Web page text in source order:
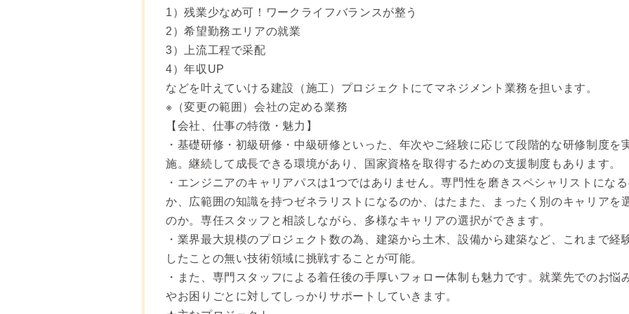
1）残業少なめ可！ワークライフバランスが整う
2）希望勤務エリアの就業
3）上流工程で采配
4）年収UP
などを叶えていける建設（施工）プロジェクトにてマネジメント業務を担います。
※（変更の範囲）会社の定める業務
【会社、仕事の特徴・魅力】
・基礎研修・初級研修・中級研修といった、年次やご経験に応じて段階的な研修制度を
施。継続して成長できる環境があり、国家資格を取得するための支援制度もあります。
・エンジニアのキャリアパスは1つではありません。専門性を磨きスペシャリストにな
か、広範囲の知識を持つゼネラリストになるのか、はたまた、まったく別のキャリアを
のか。専任スタッフと相談しながら、多様なキャリアの選択ができます。
・業界最大規模のプロジェクト数の為、建築から土木、設備から建築など、これまで経
したことの無い技術領域に挑戦することが可能。
・また、専門スタッフによる着任後の手厚いフォロー体制も魅力です。就業先でのお悩
やお困りごとに対してしっかりサポートしていきます。